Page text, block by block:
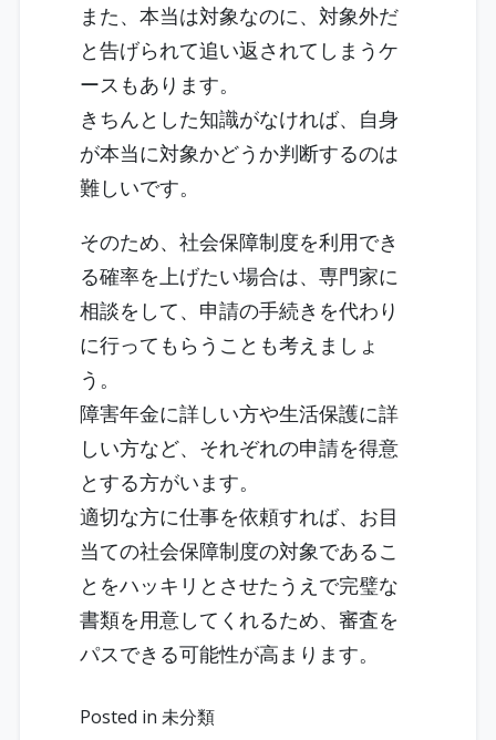
また、本当は対象なのに、対象外だ
と告げられて追い返されてしまうケ
ースもあります。
きちんとした知識がなければ、自身
が本当に対象かどうか判断するのは
難しいです。
そのため、社会保障制度を利用でき
る確率を上げたい場合は、専門家に
相談をして、申請の手続きを代わり
に行ってもらうことも考えましょ
う。
障害年金に詳しい方や生活保護に詳
しい方など、それぞれの申請を得意
とする方がいます。
適切な方に仕事を依頼すれば、お目
当ての社会保障制度の対象であるこ
とをハッキリとさせたうえで完璧な
書類を用意してくれるため、審査を
パスできる可能性が高まります。
Posted in 未分類